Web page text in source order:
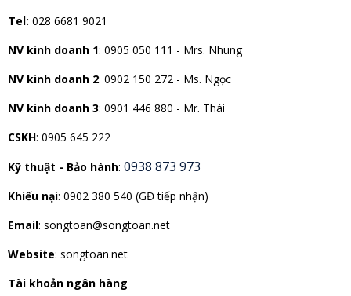
Tel: 028 6681 9021
NV kinh doanh 1: 0905 050 111 - Mrs. Nhung
NV kinh doanh 2: 0902 150 272 - Ms. Ngọc
NV kinh doanh 3: 0901 446 880 - Mr. Thái
CSKH: 0905 645 222
Kỹ thuật - Bảo hành: 0938 873 973
Khiếu nại: 0902 380 540 (GĐ tiếp nhận)
Email: songtoan@songtoan.net
Website: songtoan.net
Tài khoản ngân hàng